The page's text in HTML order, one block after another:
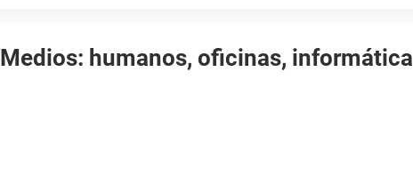
Medios: humanos, oficinas, informática